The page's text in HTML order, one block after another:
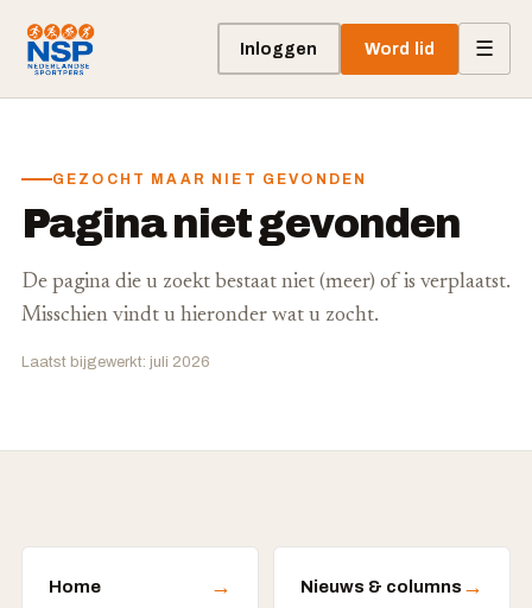
Inloggen Word lid ☰
GEZOCHT MAAR NIET GEVONDEN
Pagina niet gevonden
De pagina die u zoekt bestaat niet (meer) of is verplaatst.
Misschien vindt u hieronder wat u zocht.
Laatst bijgewerkt: juli 2026
Home → Nieuws & columns →